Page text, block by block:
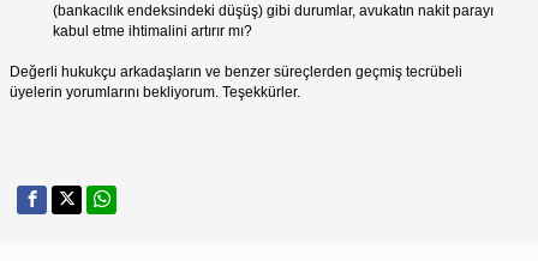
(bankacılık endeksindeki düşüş) gibi durumlar, avukatın nakit parayı
kabul etme ihtimalini artırır mı?
Değerli hukukçu arkadaşların ve benzer süreçlerden geçmiş tecrübeli
üyelerin yorumlarını bekliyorum. Teşekkürler.